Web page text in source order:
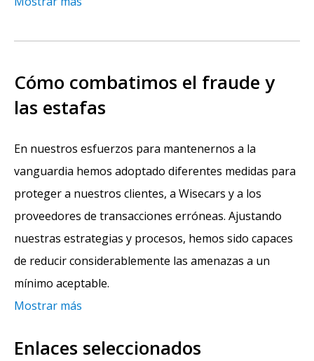
Cómo combatimos el fraude y
las estafas
En nuestros esfuerzos para mantenernos a la
vanguardia hemos adoptado diferentes medidas para
proteger a nuestros clientes, a Wisecars y a los
proveedores de transacciones erróneas. Ajustando
nuestras estrategias y procesos, hemos sido capaces
de reducir considerablemente las amenazas a un
mínimo aceptable.
Mostrar más
Enlaces seleccionados